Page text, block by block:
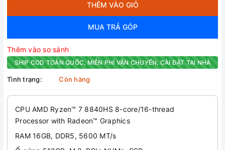
THÊM VÀO GIỎ
MUA TRẢ GÓP
Thêm vào so sánh
SHIP COD TOÀN QUỐC, MIỄN PHÍ VẬN CHUYỂN, CÀI ĐẶT TẠI NHÀ
Tình trạng: Còn hàng
CPU AMD Ryzen™ 7 8840HS 8-core/16-thread
Processor with Radeon™ Graphics
RAM 16GB, DDR5, 5600 MT/s